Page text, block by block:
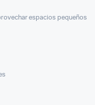
espacios pequeños